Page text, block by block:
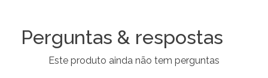
Perguntas & respostas
Este produto ainda não tem perguntas